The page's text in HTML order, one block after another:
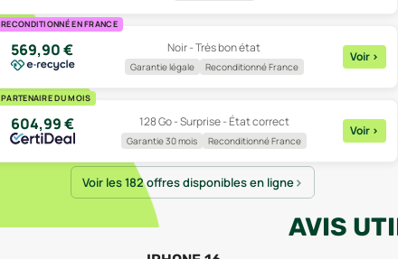
RECONDITIONNÉ EN FRANCE
569,90€ Noir - Très bon état
Garantie légale Reconditionné France
Voir >
PARTENAIRE DU MOIS
604,99€ 128 Go - Surprise - État correct
Garantie 30 mois Reconditionné France
Voir >
Voir les 182 offres disponibles en ligne
AVIS